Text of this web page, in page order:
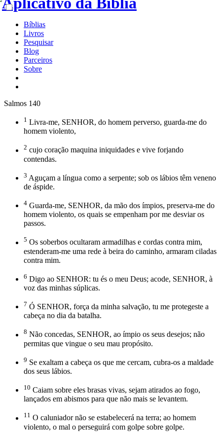
Bíblias
Livros
Pesquisar
Blog
Parceiros
Sobre
Salmos 140
1 Livra-me, SENHOR, do homem perverso, guarda-me do
homem violento,
2 cujo coração maquina iniquidades e vive forjando
contendas.
3 Aguçam a língua como a serpente; sob os lábios têm veneno
de áspide.
4 Guarda-me, SENHOR, da mão dos ímpios, preserva-me do
homem violento, os quais se empenham por me desviar os
passos.
5 Os soberbos ocultaram armadilhas e cordas contra mim,
estenderam-me uma rede à beira do caminho, armaram ciladas
contra mim.
6 Digo ao SENHOR: tu és o meu Deus; acode, SENHOR, à
voz das minhas súplicas.
7 Ó SENHOR, força da minha salvação, tu me protegeste a
cabeça no dia da batalha.
8 Não concedas, SENHOR, ao ímpio os seus desejos; não
permitas que vingue o seu mau propósito.
9 Se exaltam a cabeça os que me cercam, cubra-os a maldade
dos seus lábios.
10 Caiam sobre eles brasas vivas, sejam atirados ao fogo,
lançados em abismos para que não mais se levantem.
11 O caluniador não se estabelecerá na terra; ao homem
violento, o mal o perseguirá com golpe sobre golpe.